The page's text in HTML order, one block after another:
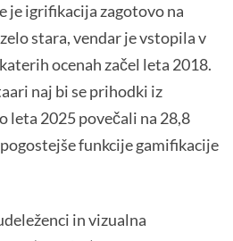
je igrifikacija zagotovo na
stara, vendar je vstopila v
ocenah začel leta 2018.
naj bi se prihodki iz
leta 2025 povečali na 28,8
funkcije gamifikacije
in vizualna